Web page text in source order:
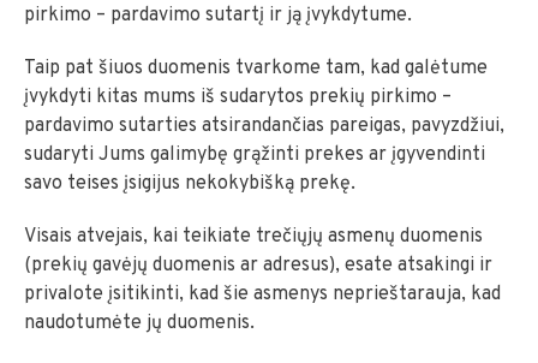
pirkimo – pardavimo sutartį ir ją įvykdytume.
Taip pat šiuos duomenis tvarkome tam, kad galėtume
įvykdyti kitas mums iš sudarytos prekių pirkimo –
pardavimo sutarties atsirandančias pareigas, pavyzdžiui,
sudaryti Jums galimybę grąžinti prekes ar įgyvendinti
savo teises įsigijus nekokybišką prekę.
Visais atvejais, kai teikiate trečiųjų asmenų duomenis
(prekių gavėjų duomenis ar adresus), esate atsakingi ir
privalote įsitikinti, kad šie asmenys neprieštarauja, kad
naudotumėte jų duomenis.